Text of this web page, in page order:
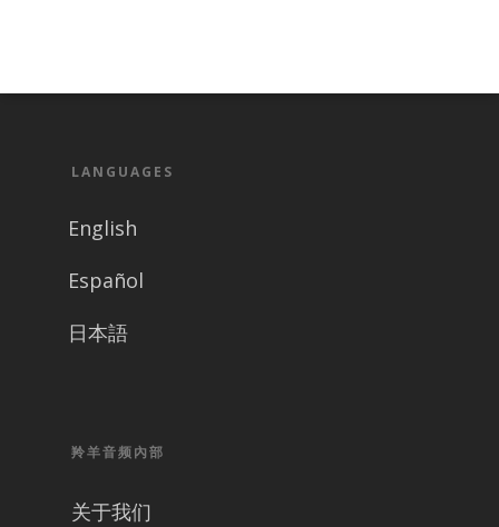
LANGUAGES
English
Español
日本語
羚羊音频內部
关于我们